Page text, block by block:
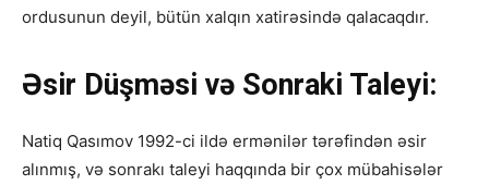
ordusunun deyil, bütün xalqın xatirəsində qalacaqdır.
Əsir Düşməsi və Sonraki Taleyi:
Natiq Qasımov 1992-ci ildə ermənilər tərəfindən əsir
alınmış, və sonrakı taleyi haqqında bir çox mübahisələr